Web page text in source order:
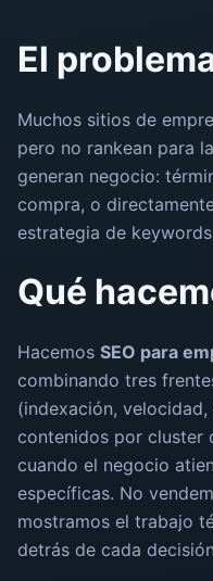
El
Muchos sitios de
pero no rankean para
generan negocio:
compra, o
estrategia de
Qué
Hacemos SEO para
combinando tres
(indexación,
contenidos por cluster
cuando el negocio
específicas. No
mostramos el trabajo
detrás de cada